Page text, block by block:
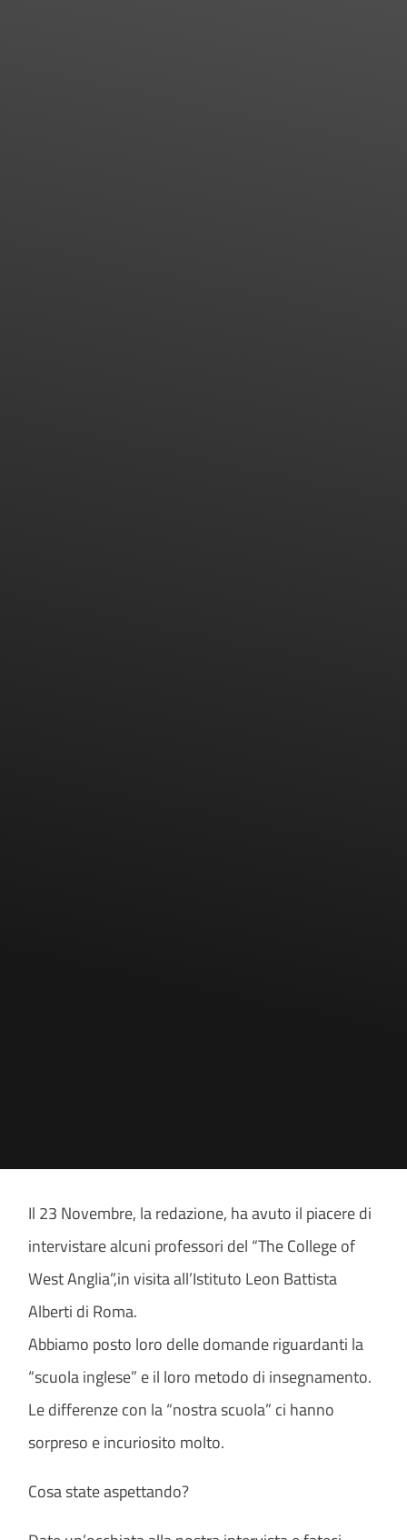
Il 23 Novembre, la redazione, ha avuto il piacere di
intervistare alcuni professori del “The College of
West Anglia”,in visita all’Istituto Leon Battista
Alberti di Roma.
Abbiamo posto loro delle domande riguardanti la
“scuola inglese” e il loro metodo di insegnamento.
Le differenze con la “nostra scuola” ci hanno
sorpreso e incuriosito molto.
Cosa state aspettando?